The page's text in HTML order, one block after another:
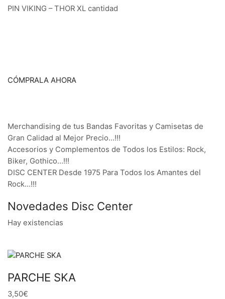
PIN VIKING – THOR XL cantidad
CÓMPRALA AHORA
Merchandising de tus Bandas Favoritas y Camisetas de
Gran Calidad al Mejor Precio…!!!
Accesorios y Complementos de Todos los Estilos: Rock,
Biker, Gothico…!!!
DISC CENTER Desde 1975 Para Todos los Amantes del
Rock…!!!
Novedades Disc Center
Hay existencias
PARCHE SKA
3,50€